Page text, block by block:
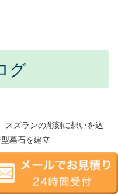
グ
スズランの彫刻に想いを込
墓石を建立